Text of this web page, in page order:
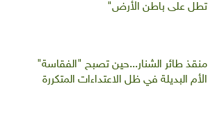
تطل على باطن الأرض"
منقذ طائر الشنار...حين تصبح "الفقاسة"
الأم البديلة في ظل الاعتداءات المتكررة